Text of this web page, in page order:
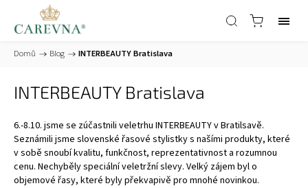
Domů / Blog / INTERBEAUTY Bratislava
INTERBEAUTY Bratislava
6.-8.10. jsme se zúčastnili veletrhu INTERBEAUTY v Bratilsavě.
Seznámili jsme slovenské řasové stylistky s našími produkty, které
v sobě snoubí kvalitu, funkčnost, reprezentativnost a rozumnou
cenu. Nechyběly speciální veletržní slevy. Velký zájem byl o
objemové řasy, které byly překvapivě pro mnohé novinkou.